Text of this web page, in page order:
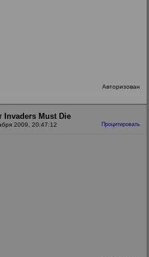
Авторизован
Invaders Must Die
2009, 20:47:12 Процитировать